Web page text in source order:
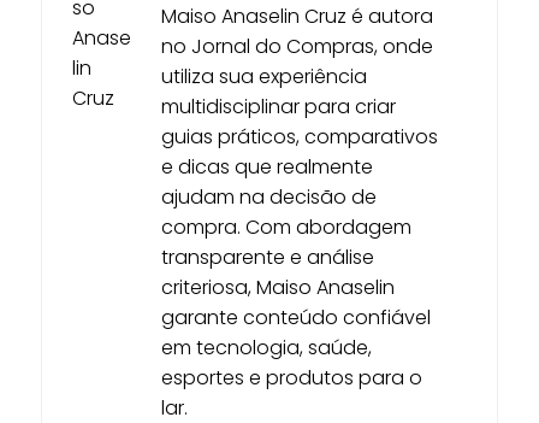
Maiso Anaselin Cruz é autora
no Jornal do Compras, onde
utiliza sua experiência
multidisciplinar para criar
guias práticos, comparativos
e dicas que realmente
ajudam na decisão de
compra. Com abordagem
transparente e análise
criteriosa, Maiso Anaselin
garante conteúdo confiável
em tecnologia, saúde,
esportes e produtos para o
lar.